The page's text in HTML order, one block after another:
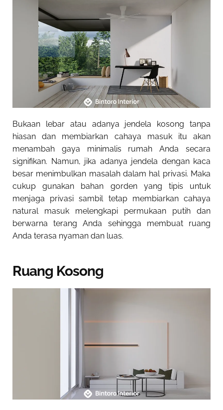
Bukaan lebar atau adanya jendela kosong tanpa
hiasan dan membiarkan cahaya masuk itu akan
menambah gaya minimalis rumah Anda secara
signifikan. Namun, jika adanya jendela dengan kaca
besar menimbulkan masalah dalam hal privasi. Maka
cukup gunakan bahan gorden yang tipis untuk
menjaga privasi sambil tetap membiarkan cahaya
natural masuk melengkapi permukaan putih dan
berwarna terang Anda sehingga membuat ruang
Anda terasa nyaman dan luas.
Ruang Kosong